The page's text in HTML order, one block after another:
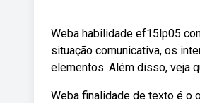
Weba habilidade ef15lp05
situação comunicativa, os
elementos. Além disso, veja
Weba finalidade de texto é o